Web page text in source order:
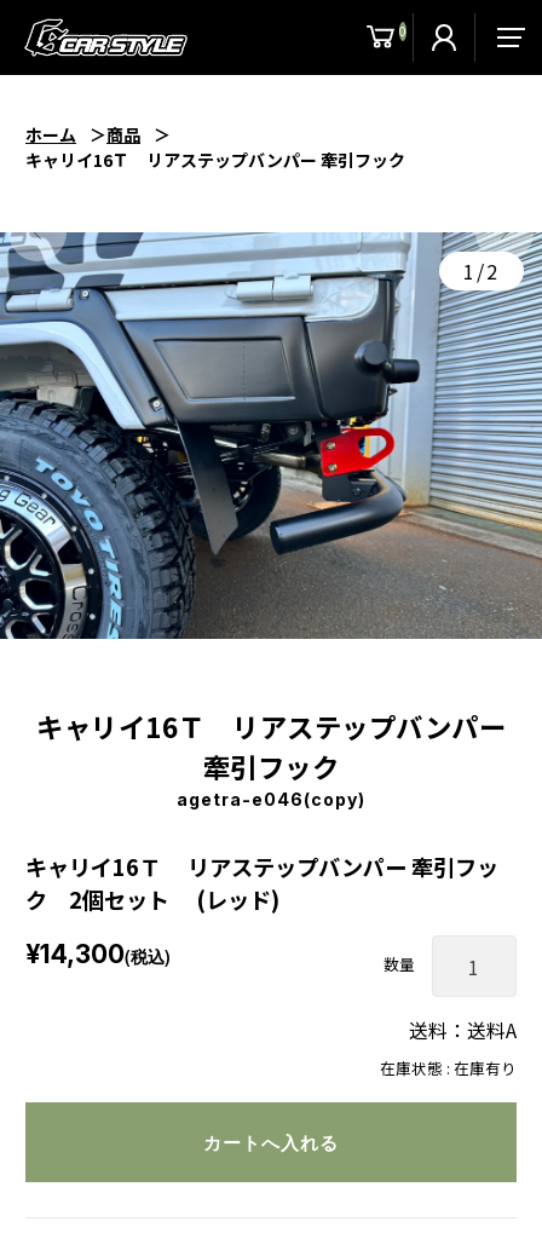
0
ホーム
商品
キャリイ16Ｔ リアステップバンパー 牽引フック
1/2
キャリイ16Ｔ リアステップバンパー
牽引フック
agetra-e046(copy)
キャリイ16Ｔ リアステップバンパー 牽引フッ
ク 2個セット (レッド)
在庫状態 : 在庫有り
¥14,300(税込) 数量
送料：送料A